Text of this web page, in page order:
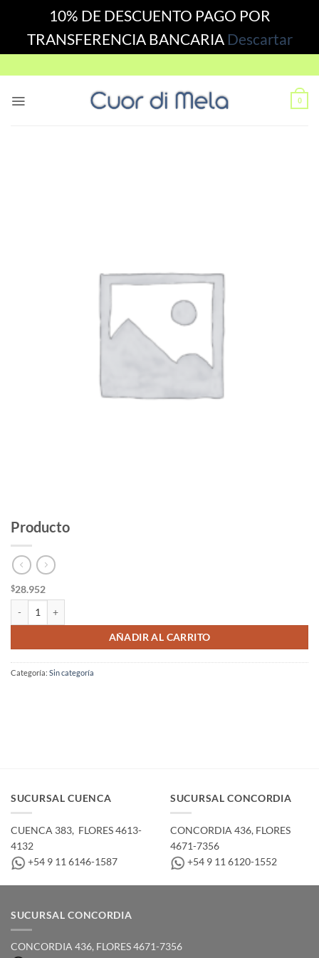
10% DE DESCUENTO PAGO POR
TRANSFERENCIA BANCARIA Descartar
to
0
Producto
$28.952
AÑADIR AL CARRITO
Categoría: Sin categoría
SUCURSAL CUENCA
CUENCA 383, ­ FLORES 4613-
4132
+54 9 11 6146-1587
SUCURSAL CONCORDIA
CONCORDIA 436,­ FLORES
4671-7356
+54 9 11 6120-1552
SUCURSAL CONCORDIA
CONCORDIA 436,­ FLORES 4671-7356